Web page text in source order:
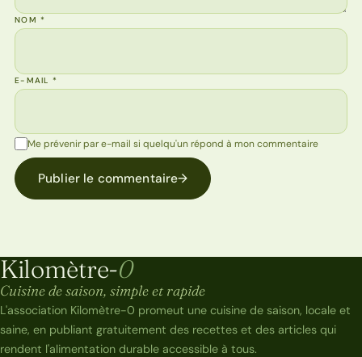
NOM*
E-MAIL*
Me prévenir par e-mail si quelqu'un répond à mon commentaire
Publier le commentaire→
Kilomètre-0
Kilomètre-0
Cuisine de saison, simple et rapide
L'association Kilomètre-0 promeut une cuisine de saison, locale et
saine, en publiant gratuitement des recettes et des articles qui
rendent l'alimentation durable accessible à tous.